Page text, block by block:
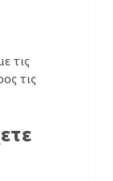
τις
τις